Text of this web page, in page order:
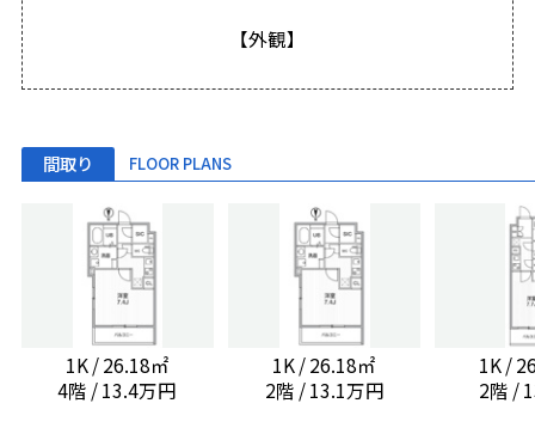
【外観】
間取り FLOOR PLANS
1K / 26.18㎡
4階 / 13.4万円
1K / 26.18㎡
2階 / 13.1万円
1K /
2階 /